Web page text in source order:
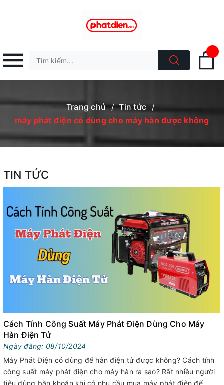
Trang chủ / Tin tức /
máy phát điện có dùng cho máy hàn được không
TIN TỨC
Cách Tính Công Suất Máy Phát Điện Dùng Cho Máy
Hàn Điện Tử
Ngày đăng: 08/10/2024
Máy Phát Điện có dùng để hàn điện tử được không? Cách tính
công suất máy phát điện cho máy hàn ra sao? Rất nhiều người
tiêu dùng băn khoăn khi có nhu cầu mua máy phát điện để